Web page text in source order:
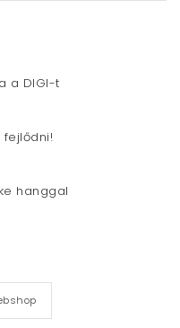
a DIGI-t
fejlődni!
hanggal